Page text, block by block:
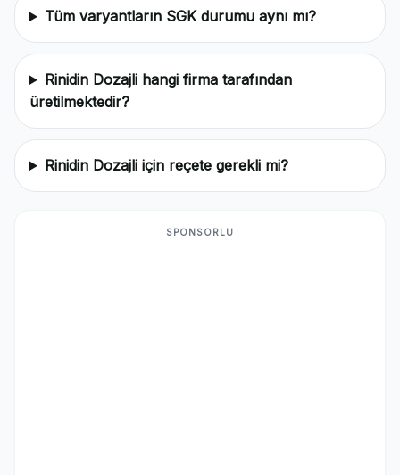
Tüm varyantların SGK durumu aynı mı?
Rinidin Dozajli hangi firma tarafından
üretilmektedir?
Rinidin Dozajli için reçete gerekli mi?
SPONSORLU